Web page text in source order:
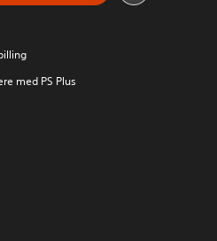
med PS Plus